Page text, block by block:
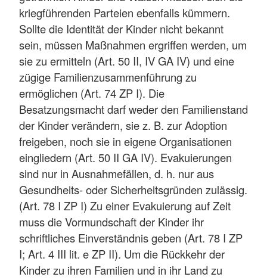
kriegführenden Parteien ebenfalls kümmern.
Sollte die Identität der Kinder nicht bekannt
sein, müssen Maßnahmen ergriffen werden, um
sie zu ermitteln (Art. 50 II, IV GA IV) und eine
zügige Familienzusammenführung zu
ermöglichen (Art. 74 ZP I). Die
Besatzungsmacht darf weder den Familienstand
der Kinder verändern, sie z. B. zur Adoption
freigeben, noch sie in eigene Organisationen
eingliedern (Art. 50 II GA IV). Evakuierungen
sind nur in Ausnahmefällen, d. h. nur aus
Gesundheits- oder Sicherheitsgründen zulässig.
(Art. 78 I ZP I) Zu einer Evakuierung auf Zeit
muss die Vormundschaft der Kinder ihr
schriftliches Einverständnis geben (Art. 78 I ZP
I; Art. 4 III lit. e ZP II). Um die Rückkehr der
Kinder zu ihren Familien und in ihr Land zu